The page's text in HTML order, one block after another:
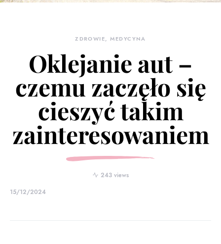
ZDROWIE, MEDYCYNA
Oklejanie aut –
czemu zaczęło się
cieszyć takim
zainteresowaniem
243 views
15/12/2024